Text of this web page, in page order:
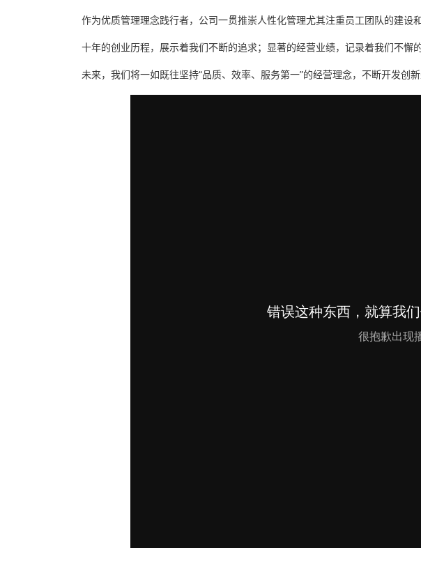
作为优质管理理念践行者，公司一贯推崇人性化管理尤其注重员工团队的建设
十年的创业历程，展示着我们不断的追求；显著的经营业绩，记录着我们不懈
未来，我们将一如既往坚持“品质、效率、服务第一”的经营理念，不断开发创